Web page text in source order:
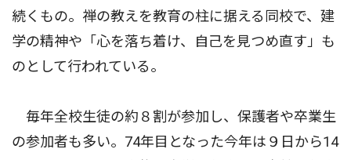
続くもの。禅の教えを教育の柱に据える同校で、建
学の精神や「心を落ち着け、自己を見つめ直す」も
のとして行われている。
毎年全校生徒の約８割が参加し、保護者や卒業生
の参加者も多い。74年目となった今年は９日から14